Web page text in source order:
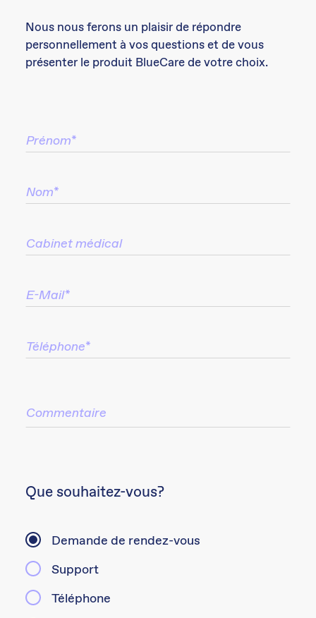
Nous nous ferons un plaisir de répondre
personnellement à vos questions et de vous
présenter le produit BlueCare de votre choix.
Que souhaitez-vous?
Demande de rendez-vous
Support
Téléphone